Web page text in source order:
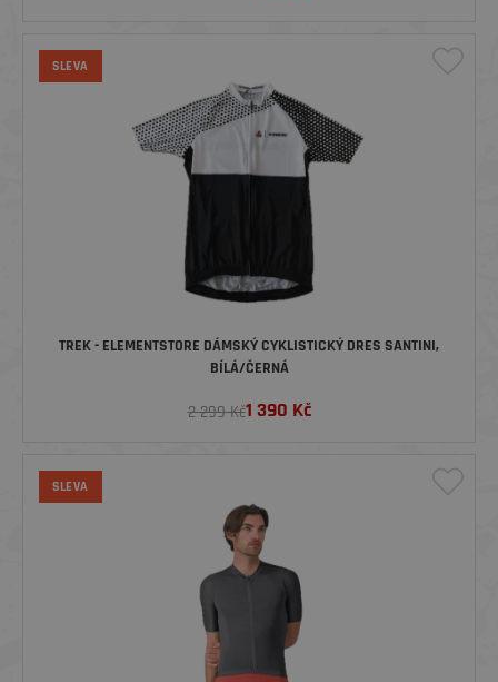
SLEVA
TREK - ELEMENTSTORE DÁMSKÝ CYKLISTICKÝ DRES SANTINI,
BÍLÁ/ČERNÁ
2 299 Kč1 390 Kč
SLEVA